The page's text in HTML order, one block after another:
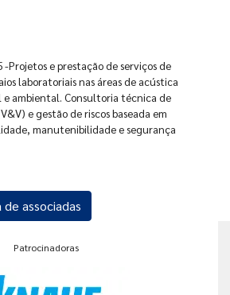
-Projetos e prestação de serviços de
laboratoriais nas áreas de acústica
ambiental. Consultoria técnica de
e gestão de riscos baseada em
manutenibilidade e segurança
associadas
Patrocinadoras